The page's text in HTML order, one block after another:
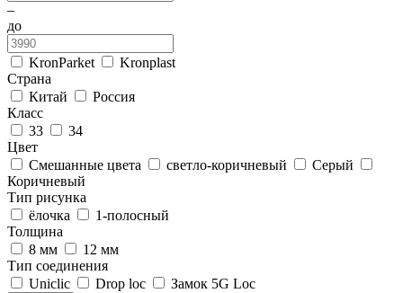
–
до
KronParket
Kronplast
Страна
Китай
Россия
Класс
33
34
Цвет
Смешанные цвета
светло-коричневый
Серый
Коричневый
Тип рисунка
ёлочка
1-полосный
Толщина
8 мм
12 мм
Тип соединения
Uniclic
Drop loc Замок 5G Loc